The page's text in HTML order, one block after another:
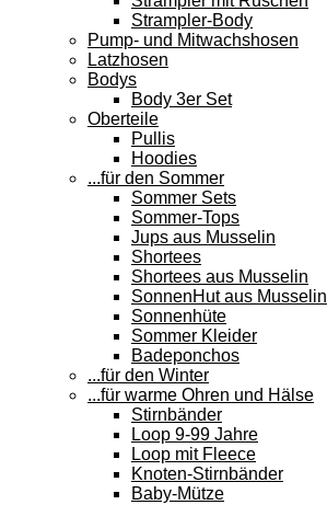
Strampler-Body
Pump- und Mitwachshosen
Latzhosen
Bodys
Body 3er Set
Oberteile
Pullis
Hoodies
...für den Sommer
Sommer Sets
Sommer-Tops
Jups aus Musselin
Shortees
Shortees aus Musselin
SonnenHut aus Musselin
Sonnenhüte
Sommer Kleider
Badeponchos
...für den Winter
...für warme Ohren und Hälse
Stirnbänder
Loop 9-99 Jahre
Loop mit Fleece
Knoten-Stirnbänder
Baby-Mütze